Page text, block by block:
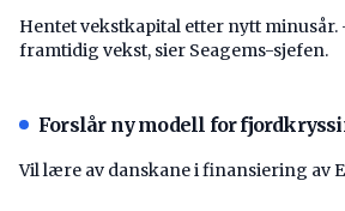
Hentet vekstkapital etter nytt
framtidig vekst, sier Seagems-sjefen.
Forslår ny modell for
Vil lære av danskane i finansiering av